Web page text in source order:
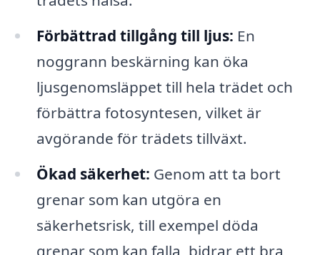
Förbättrad tillgång till ljus: En
noggrann beskärning kan öka
ljusgenomsläppet till hela trädet och
förbättra fotosyntesen, vilket är
avgörande för trädets tillväxt.
Ökad säkerhet: Genom att ta bort
grenar som kan utgöra en
säkerhetsrisk, till exempel döda
grenar som kan falla, bidrar ett bra